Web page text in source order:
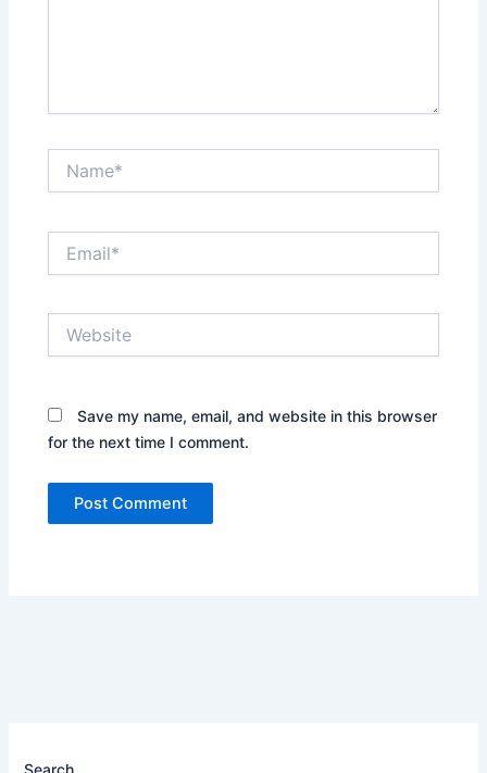
Save my name, email, and website in this browser
for the next time I comment.
Search